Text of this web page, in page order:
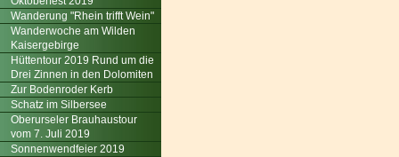
Wanderung "Rhein trifft Wein"
Wanderwoche am Wilden
Kaisergebirge
Hüttentour 2019 Rund um die
Drei Zinnen in den Dolomiten
Zur Bodenroder Kerb
Schatz im Silbersee
Oberurseler Brauhaustour
vom 7. Juli 2019
Sonnenwendfeier 2019